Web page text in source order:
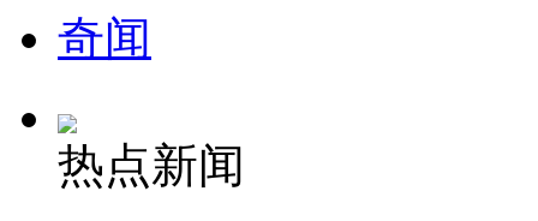
奇闻
热点新闻